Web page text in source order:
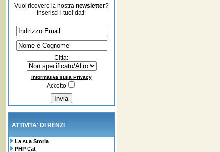
Vuoi ricevere la nostra newsletter?
Inserisci i tuoi dati:
Città:
Informativa sulla Privacy
Accetto
ATTIVITA' DI RENZI
La sua Storia
PHP Cat